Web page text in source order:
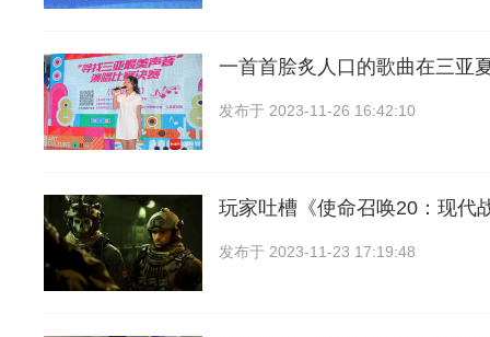
一首首脍炙人口的歌曲在三亚
发布于 2023-11-26 16:42:10
玩家吐槽《使命召唤20：现代
发布于 2023-11-23 17:19:48